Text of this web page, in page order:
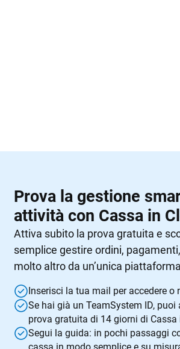
Prova la gestione
attività con Cassa in
Attiva subito la prova gratuita e
semplice gestire ordini,
molto altro da un’unica
Inserisci la tua mail per accedere o
Se hai già un TeamSystem ID,
prova gratuita di 14 giorni di Cassa
Segui la guida: in pochi passaggi